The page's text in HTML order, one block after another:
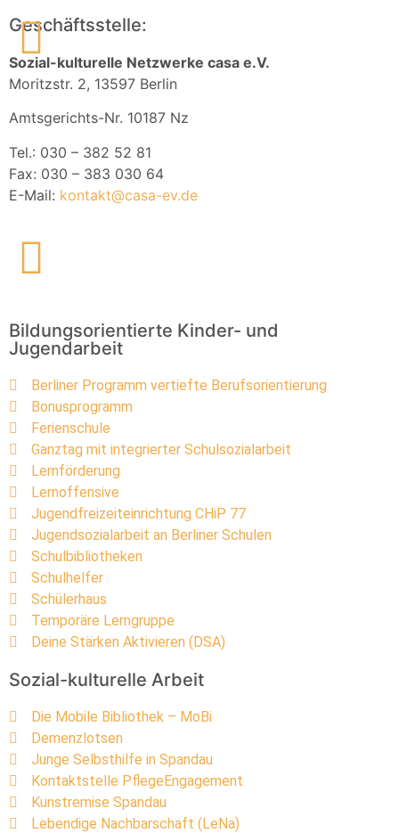
Geschäftsstelle:
Sozial-kulturelle Netzwerke casa e.V.
Moritzstr. 2, 13597 Berlin
Amtsgerichts-Nr. 10187 Nz
Tel.: 030 – 382 52 81
Fax: 030 – 383 030 64
E-Mail: kontakt@casa-ev.de
Bildungsorientierte Kinder- und
Jugendarbeit
Berliner Programm vertiefte Berufsorientierung
Bonusprogramm
Ferienschule
Ganztag mit integrierter Schulsozialarbeit
Lernförderung
Lernoffensive
Jugendfreizeiteinrichtung CHiP 77
Jugendsozialarbeit an Berliner Schulen
Schulbibliotheken
Schulhelfer
Schülerhaus
Temporäre Lerngruppe
Deine Stärken Aktivieren (DSA)
Sozial-kulturelle Arbeit
Die Mobile Bibliothek – MoBi
Demenzlotsen
Junge Selbsthilfe in Spandau
Kontaktstelle PflegeEngagement
Kunstremise Spandau
Lebendige Nachbarschaft (LeNa)